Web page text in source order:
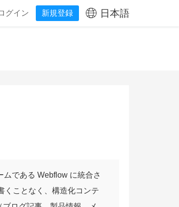
グイン 新規登録 日本語
である Webflow に統合さ
くことなく、構造化コンテ